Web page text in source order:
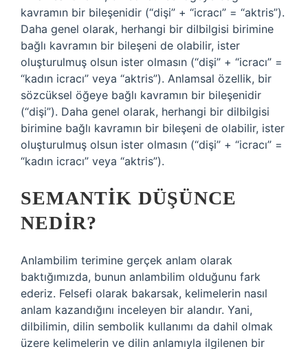
kavramın bir bileşenidir (“dişi” + “icracı” = “aktris”).
Daha genel olarak, herhangi bir dilbilgisi birimine
bağlı kavramın bir bileşeni de olabilir, ister
oluşturulmuş olsun ister olmasın (“dişi” + “icracı” =
“kadın icracı” veya “aktris”). Anlamsal özellik, bir
sözcüksel öğeye bağlı kavramın bir bileşenidir
(“dişi”). Daha genel olarak, herhangi bir dilbilgisi
birimine bağlı kavramın bir bileşeni de olabilir, ister
oluşturulmuş olsun ister olmasın (“dişi” + “icracı” =
“kadın icracı” veya “aktris”).
SEMANTIK DÜŞÜNCE
NEDIR?
Anlambilim terimine gerçek anlam olarak
baktığımızda, bunun anlambilim olduğunu fark
ederiz. Felsefi olarak bakarsak, kelimelerin nasıl
anlam kazandığını inceleyen bir alandır. Yani,
dilbilimin, dilin sembolik kullanımı da dahil olmak
üzere kelimelerin ve dilin anlamıyla ilgilenen bir